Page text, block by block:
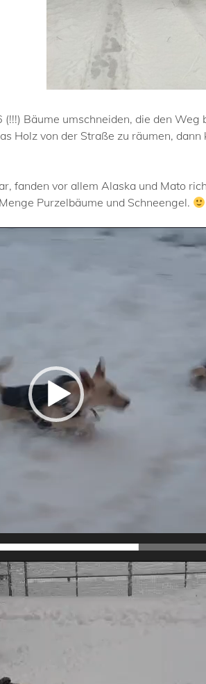
Bäume umschneiden, die den
Holz von der Straße zu räumen,
fanden vor allem Alaska und Mato
Purzelbäume und Schneengel.